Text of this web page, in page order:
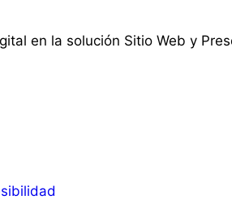
en la solución Sitio Web y